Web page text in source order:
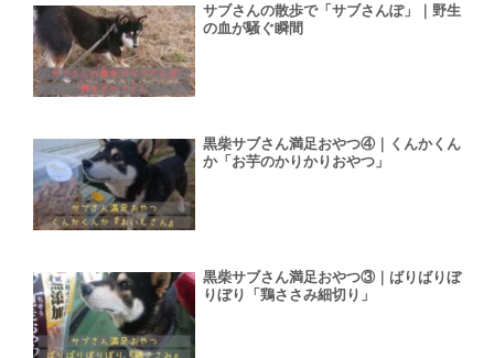
サブさんの散歩で「サブさんぽ」｜野生
の血が騒ぐ瞬間
黒柴サブさん満足おやつ④｜くんかくん
か「お芋のかりかりおやつ」
黒柴サブさん満足おやつ③｜ばりばりぼ
りぼり「鶏ささみ細切り」